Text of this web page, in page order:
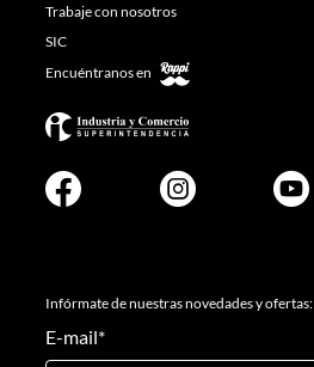
Trabaje con nosotros
SIC
Encuéntranos en
Infórmate de nuestras novedades y ofertas:
E-mail*